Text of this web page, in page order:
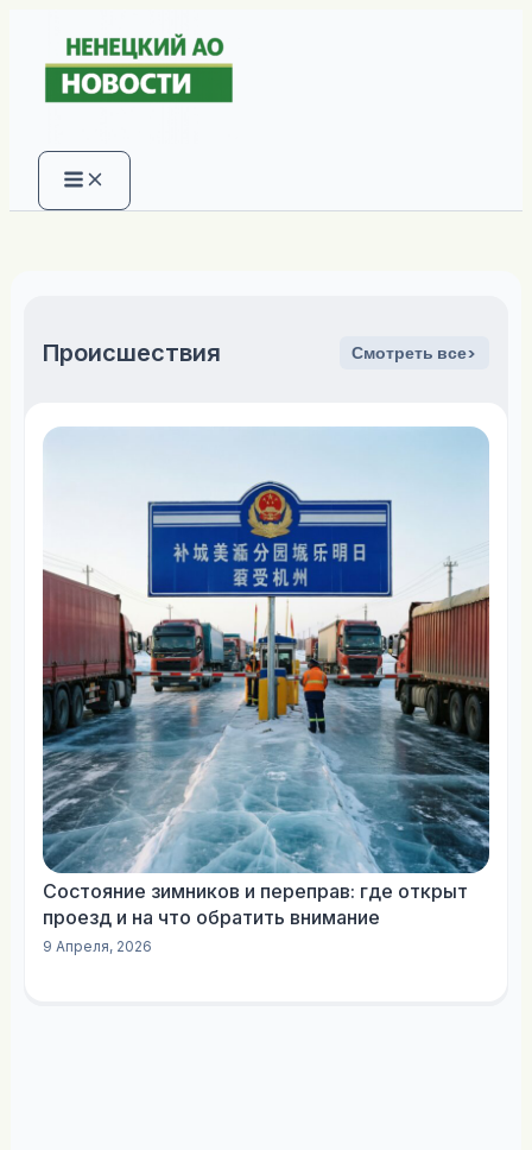
содержимому
Происшествия Смотреть все>
Состояние зимников и переправ: где открыт
проезд и на что обратить внимание
9 Апреля, 2026